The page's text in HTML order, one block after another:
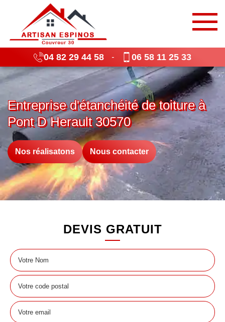
04 82 29 44 58 - 06 58 11 25 33
Entreprise d'étanchéité de toiture à
Pont D Herault 30570
Nos réalisatons Nous contacter
DEVIS GRATUIT